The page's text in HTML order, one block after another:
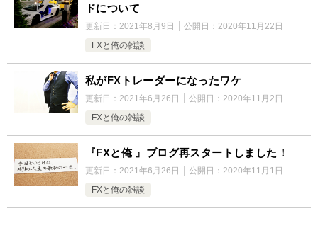
ドについて
更新日： 2021年8月9日 公開日： 2020年11月22日
FXと俺の雑談
私がFXトレーダーになったワケ
更新日： 2021年6月26日 公開日： 2020年11月2日
FXと俺の雑談
『FXと俺 』ブログ再スタートしました！
更新日： 2021年6月26日 公開日： 2020年11月1日
FXと俺の雑談